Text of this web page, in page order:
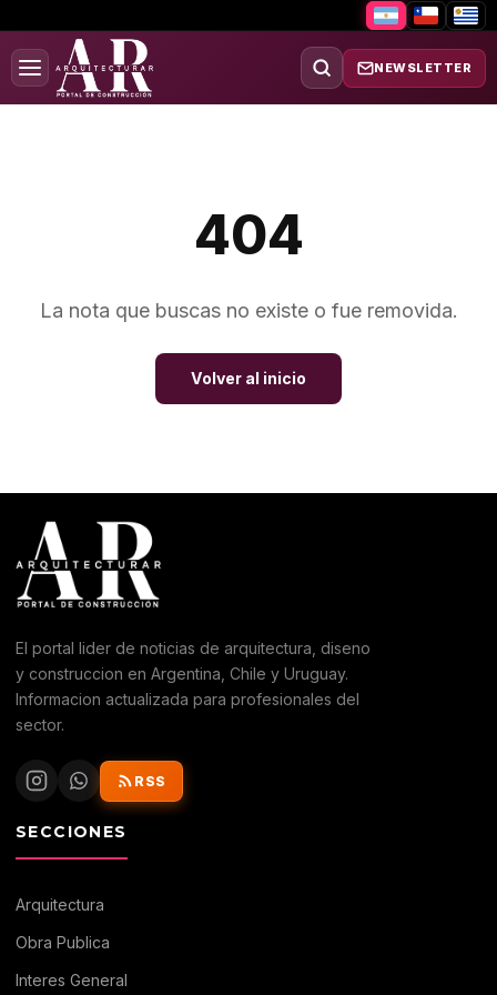
NEWSLETTER
404
La nota que buscas no existe o fue removida.
Volver al inicio
El portal lider de noticias de arquitectura, diseno
y construccion en Argentina, Chile y Uruguay.
Informacion actualizada para profesionales del
sector.
RSS
SECCIONES
Arquitectura
Obra Publica
Interes General